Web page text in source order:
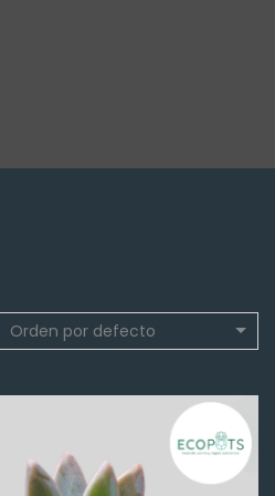
Orden por defecto